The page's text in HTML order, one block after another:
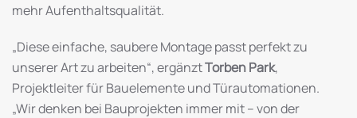
mehr Aufenthaltsqualität.
„Diese einfache, saubere Montage passt perfekt zu
unserer Art zu arbeiten“, ergänztTorben Park,
Projektleiter für Bauelemente und Türautomationen.
„Wir denken bei Bauprojekten immer mit – von der